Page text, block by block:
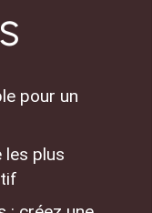
pour un
les plus